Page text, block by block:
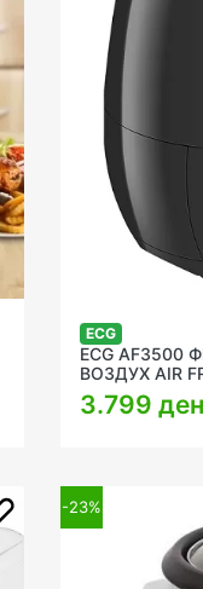
ECG
ECG AF3500
ВОЗДУХ AIR
3.799
-23%